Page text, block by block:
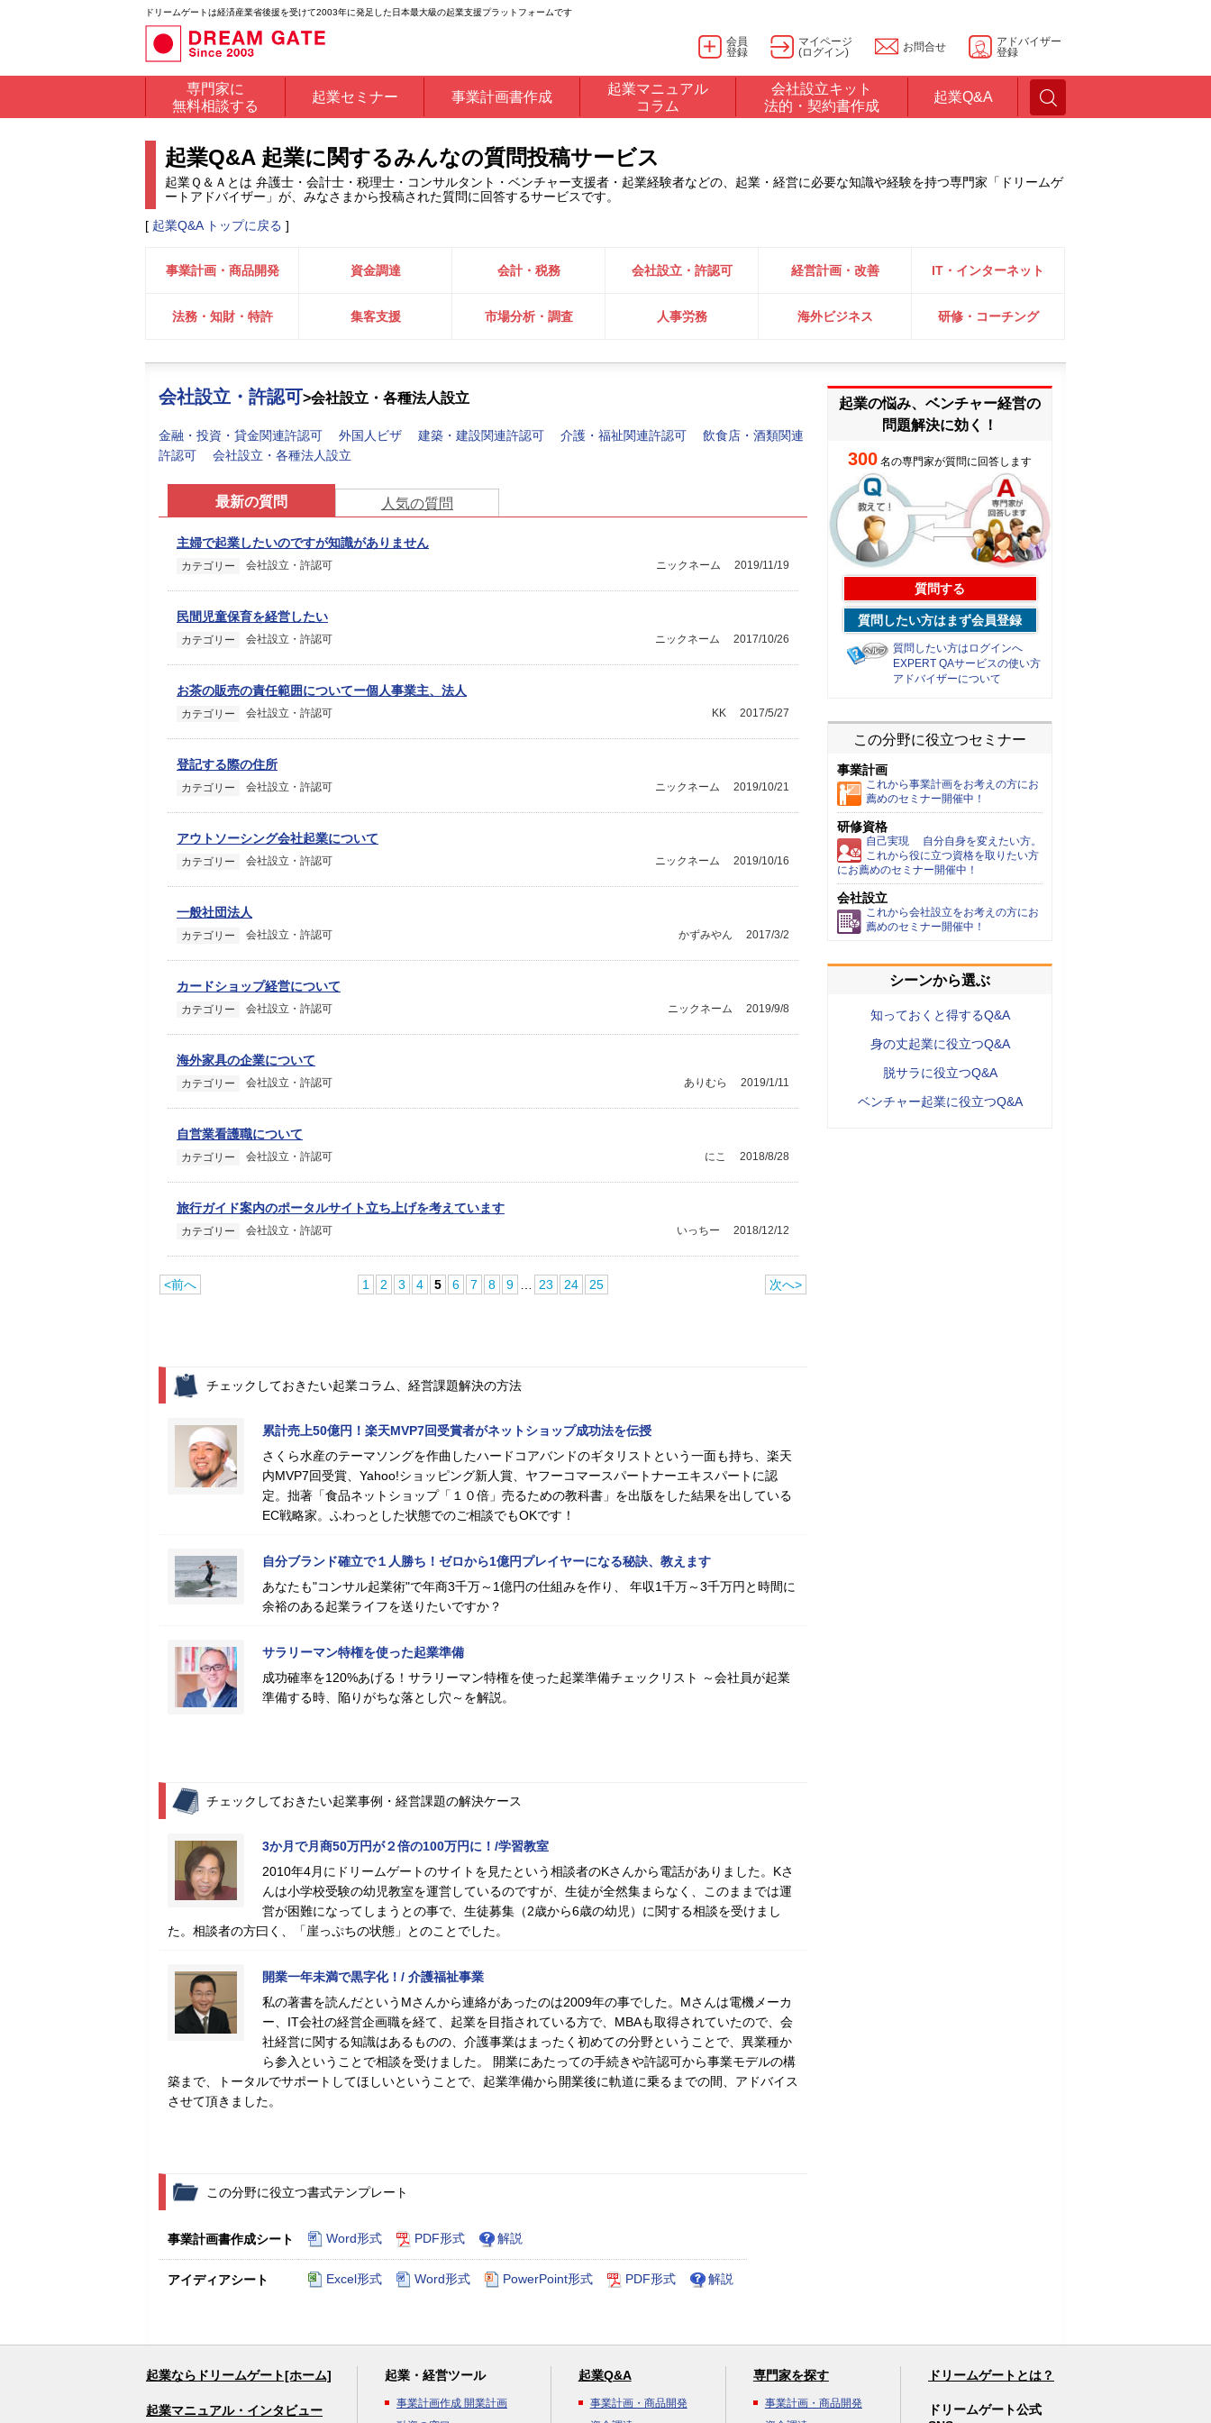
ドリームゲートは経済産業省後援を受けて2003年に発足した日本最大級の起業支援プラットフォームです
会員
登録
マイページ
(ログイン)
お問合せ
アドバイザー
登録
専門家に
無料相談する
起業セミナー 事業計画書作成
起業マニュアル
コラム
会社設立キット
法的・契約書作成
起業Q&A
起業Q&A 起業に関するみんなの質問投稿サービス
起業Ｑ＆Ａとは 弁護士・会計士・税理士・コンサルタント・ベンチャー支援者・起業経験者などの、起業・経営に必要な知識や経験を持つ専門家「ドリームゲ
ートアドバイザー」が、みなさまから投稿された質問に回答するサービスです。
[ 起業Q&A トップに戻る ]
事業計画・商品開発 資金調達 会計・税務 会社設立・許認可 経営計画・改善 IT・インターネット
法務・知財・特許 集客支援 市場分析・調査 人事労務 海外ビジネス 研修・コーチング
会社設立・許認可>会社設立・各種法人設立
金融・投資・貸金関連許認可 外国人ビザ 建築・建設関連許認可 介護・福祉関連許認可
飲食店・酒類関連
許認可
会社設立・各種法人設立
最新の質問 人気の質問
主婦で起業したいのですが知識がありません
カテゴリー 会社設立・許認可 2019/11/19
ニックネーム
民間児童保育を経営したい
カテゴリー 会社設立・許認可 2017/10/26
ニックネーム
お茶の販売の責任範囲についてー個人事業主、法人
カテゴリー 会社設立・許認可 2017/5/27
KK
登記する際の住所
カテゴリー 会社設立・許認可 2019/10/21
ニックネーム
アウトソーシング会社起業について
カテゴリー 会社設立・許認可 2019/10/16
ニックネーム
一般社団法人
カテゴリー 会社設立・許認可 2017/3/2
かずみやん
カードショップ経営について
カテゴリー 会社設立・許認可 2019/9/8
ニックネーム
海外家具の企業について
カテゴリー 会社設立・許認可 2019/1/11
ありむら
自営業看護職について
カテゴリー 会社設立・許認可 2018/8/28
にこ
旅行ガイド案内のポータルサイト立ち上げを考えています
カテゴリー 会社設立・許認可 2018/12/12
いっちー
<前へ 1 2 3 4 5 6 7 8 9 23 24 25 次へ>
チェックしておきたい起業コラム、経営課題解決の方法
累計売上50億円！楽天MVP7回受賞者がネットショップ成功法を伝授
さくら水産のテーマソングを作曲したハードコアバンドのギタリストという一面も持ち、楽天
内MVP7回受賞、Yahoo!ショッピング新人賞、ヤフーコマースパートナーエキスパートに認
定。拙著「食品ネットショップ「１０倍」売るための教科書」を出版をした結果を出している
EC戦略家。ふわっとした状態でのご相談でもOKです！
自分ブランド確立で１人勝ち！ゼロから1億円プレイヤーになる秘訣、教えます
あなたも"コンサル起業術"で年商3千万～1億円の仕組みを作り、 年収1千万～3千万円と時間に
余裕のある起業ライフを送りたいですか？
サラリーマン特権を使った起業準備
成功確率を120%あげる！サラリーマン特権を使った起業準備チェックリスト ～会社員が起業
準備する時、陥りがちな落とし穴～を解説。
チェックしておきたい起業事例・経営課題の解決ケース
3か月で月商50万円が２倍の100万円に！/学習教室
2010年4月にドリームゲートのサイトを見たという相談者のKさんから電話がありました。Kさ
んは小学校受験の幼児教室を運営しているのですが、生徒が全然集まらなく、このままでは運
営が困難になってしまうとの事で、生徒募集（2歳から6歳の幼児）に関する相談を受けまし
た。相談者の方曰く、「崖っぷちの状態」とのことでした。
開業一年未満で黒字化！/ 介護福祉事業
私の著書を読んだというMさんから連絡があったのは2009年の事でした。Mさんは電機メーカ
ー、IT会社の経営企画職を経て、起業を目指されている方で、MBAも取得されていたので、会
社経営に関する知識はあるものの、介護事業はまったく初めての分野ということで、異業種か
ら参入ということで相談を受けました。 開業にあたっての手続きや許認可から事業モデルの構
築まで、トータルでサポートしてほしいということで、起業準備から開業後に軌道に乗るまでの間、アドバイス
させて頂きました。
この分野に役立つ書式テンプレート
事業計画書作成シート Word形式 PDF形式 解説
アイディアシート Excel形式 Word形式 PowerPoint形式 PDF形式 解説
起業の悩み、ベンチャー経営の
問題解決に効く！
300 名の専門家が質問に回答します
質問する
質問したい方はまず会員登録
質問したい方はログインへ
EXPERT QAサービスの使い方
アドバイザーについて
この分野に役立つセミナー
事業計画
これから事業計画をお考えの方にお
薦めのセミナー開催中！
研修資格
自己実現 自分自身を変えたい方。
これから役に立つ資格を取りたい方
にお薦めのセミナー開催中！
会社設立
これから会社設立をお考えの方にお
薦めのセミナー開催中！
シーンから選ぶ
知っておくと得するQ&A
身の丈起業に役立つQ&A
脱サラに役立つQ&A
ベンチャー起業に役立つQ&A
起業ならドリームゲート[ホーム]
起業マニュアル・インタビュー
起業・経営ツール
事業計画作成 開業計画
起業Q&A
事業計画・商品開発
専門家を探す
事業計画・商品開発
ドリームゲートとは？
ドリームゲート公式